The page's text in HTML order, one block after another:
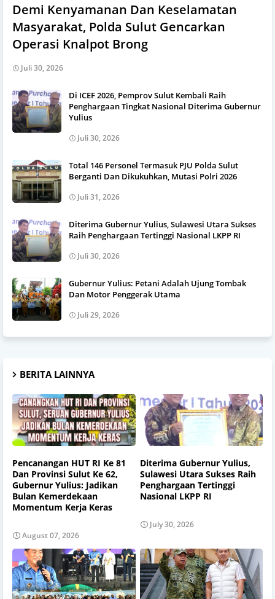
Demi Kenyamanan Dan Keselamatan
Masyarakat, Polda Sulut Gencarkan
Operasi Knalpot Brong
Juli 30, 2026
Di ICEF 2026, Pemprov Sulut Kembali Raih
Penghargaan Tingkat Nasional Diterima Gubernur
Yulius
Juli 30, 2026
Total 146 Personel Termasuk PJU Polda Sulut
Berganti Dan Dikukuhkan, Mutasi Polri 2026
Juli 31, 2026
Diterima Gubernur Yulius, Sulawesi Utara Sukses
Raih Penghargaan Tertinggi Nasional LKPP RI
Juli 30, 2026
Gubernur Yulius: Petani Adalah Ujung Tombak
Dan Motor Penggerak Utama
Juli 29, 2026
BERITA LAINNYA
Pencanangan HUT RI Ke 81
Dan Provinsi Sulut Ke 62,
Gubernur Yulius: Jadikan
Bulan Kemerdekaan
Momentum Kerja Keras
August 07, 2026
Diterima Gubernur Yulius,
Sulawesi Utara Sukses Raih
Penghargaan Tertinggi
Nasional LKPP RI
July 30, 2026